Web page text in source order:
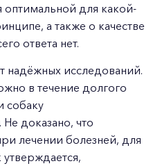
оптимальной для какой-
а также о качестве
ответа нет.
надёжных исследований.
в течение долгого
собаку
доказано, что
лечении болезней, для